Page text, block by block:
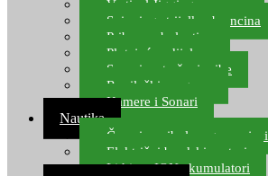
Vertical Jigging
Spinning strijelke, brancina
Pribor za bolentino
Plutajuća odijela
Sonari za traženje ribe
Ronilački program
Kamere i Sonari
Nautika
Čamci za ribolov, gumenjaci
Električni brodski motori
Lithium ION akumulatori